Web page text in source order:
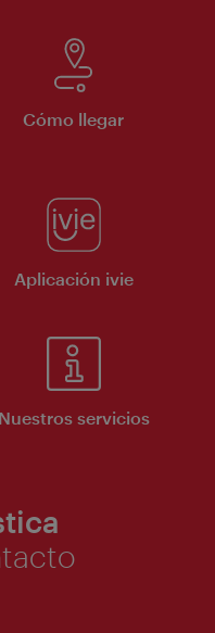
Cómo llegar
Aplicación ivie
Nuestros servicios